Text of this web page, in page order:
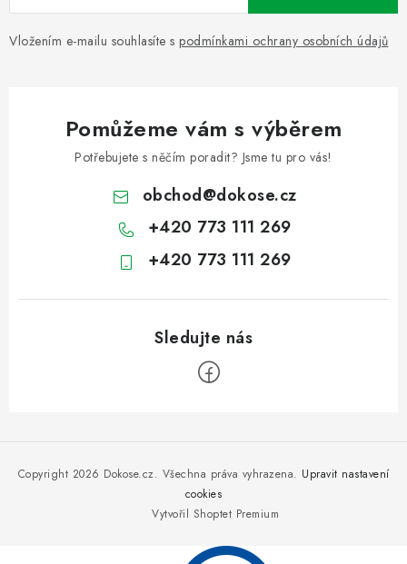
Vložením e-mailu souhlasíte s podmínkami ochrany osobních údajů
Pomůžeme vám s výběrem
Potřebujete s něčím poradit? Jsme tu pro vás!
obchod@dokose.cz
+420 773 111 269
+420 773 111 269
Vytvořil Shoptet Premium
Copyright 2026 Dokose.cz. Všechna práva vyhrazena. Upravit nastavení
cookies